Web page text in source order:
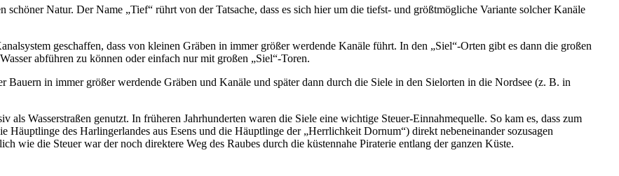
Natur. Der Name „Tief“ rührt von der Tatsache, dass es sich hier um die tiefst- und größtmögliche Variante solcher Kanäle
geschaffen, dass von kleinen Gräben in immer größer werdende Kanäle führt. In den „Siel“-Orten gibt es dann die großen
abführen zu können oder einfach nur mit großen „Siel“-Toren.
in immer größer werdende Gräben und Kanäle und später dann durch die Siele in den Sielorten in die Nordsee (z. B. in
als Wasserstraßen genutzt. In früheren Jahrhunderten waren die Siele eine wichtige Steuer-Einnahmequelle. So kam es, dass zum
des Harlingerlandes aus Esens und die Häuptlinge der „Herrlichkeit Dornum“) direkt nebeneinander sozusagen
wie die Steuer war der noch direktere Weg des Raubes durch die küstennahe Piraterie entlang der ganzen Küste.